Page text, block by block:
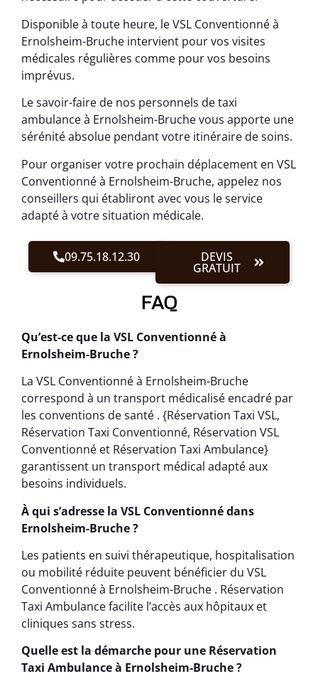
Disponible à toute heure, le VSL Conventionné à
Ernolsheim-Bruche intervient pour vos visites
médicales régulières comme pour vos besoins
imprévus.
Le savoir-faire de nos personnels de taxi
ambulance à Ernolsheim-Bruche vous apporte une
sérénité absolue pendant votre itinéraire de soins.
Pour organiser votre prochain déplacement en VSL
Conventionné à Ernolsheim-Bruche, appelez nos
conseillers qui établiront avec vous le service
adapté à votre situation médicale.
09.75.18.12.30 DEVIS
GRATUIT
FAQ
Qu’est-ce que la VSL Conventionné à
Ernolsheim-Bruche ?
La VSL Conventionné à Ernolsheim-Bruche
correspond à un transport médicalisé encadré par
les conventions de santé . {Réservation Taxi VSL,
Réservation Taxi Conventionné, Réservation VSL
Conventionné et Réservation Taxi Ambulance}
garantissent un transport médical adapté aux
besoins individuels.
À qui s’adresse la VSL Conventionné dans
Ernolsheim-Bruche ?
Les patients en suivi thérapeutique, hospitalisation
ou mobilité réduite peuvent bénéficier du VSL
Conventionné à Ernolsheim-Bruche . Réservation
Taxi Ambulance facilite l’accès aux hôpitaux et
cliniques sans stress.
Quelle est la démarche pour une Réservation
Taxi Ambulance à Ernolsheim-Bruche ?